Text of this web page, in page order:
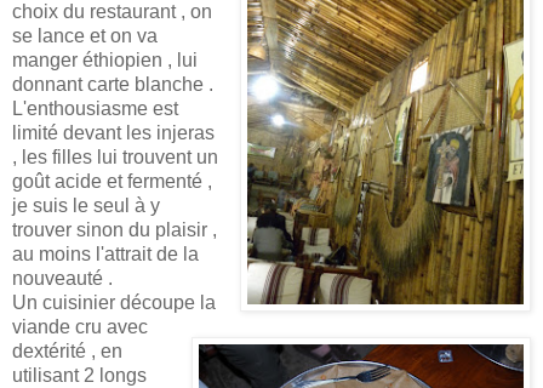
choix du restaurant , on
se lance et on va
manger éthiopien , lui
donnant carte blanche .
L'enthousiasme est
limité devant les injeras
, les filles lui trouvent un
goût acide et fermenté ,
je suis le seul à y
trouver sinon du plaisir ,
au moins l'attrait de la
nouveauté .
Un cuisinier découpe la
viande cru avec
dextérité , en
utilisant 2 longs